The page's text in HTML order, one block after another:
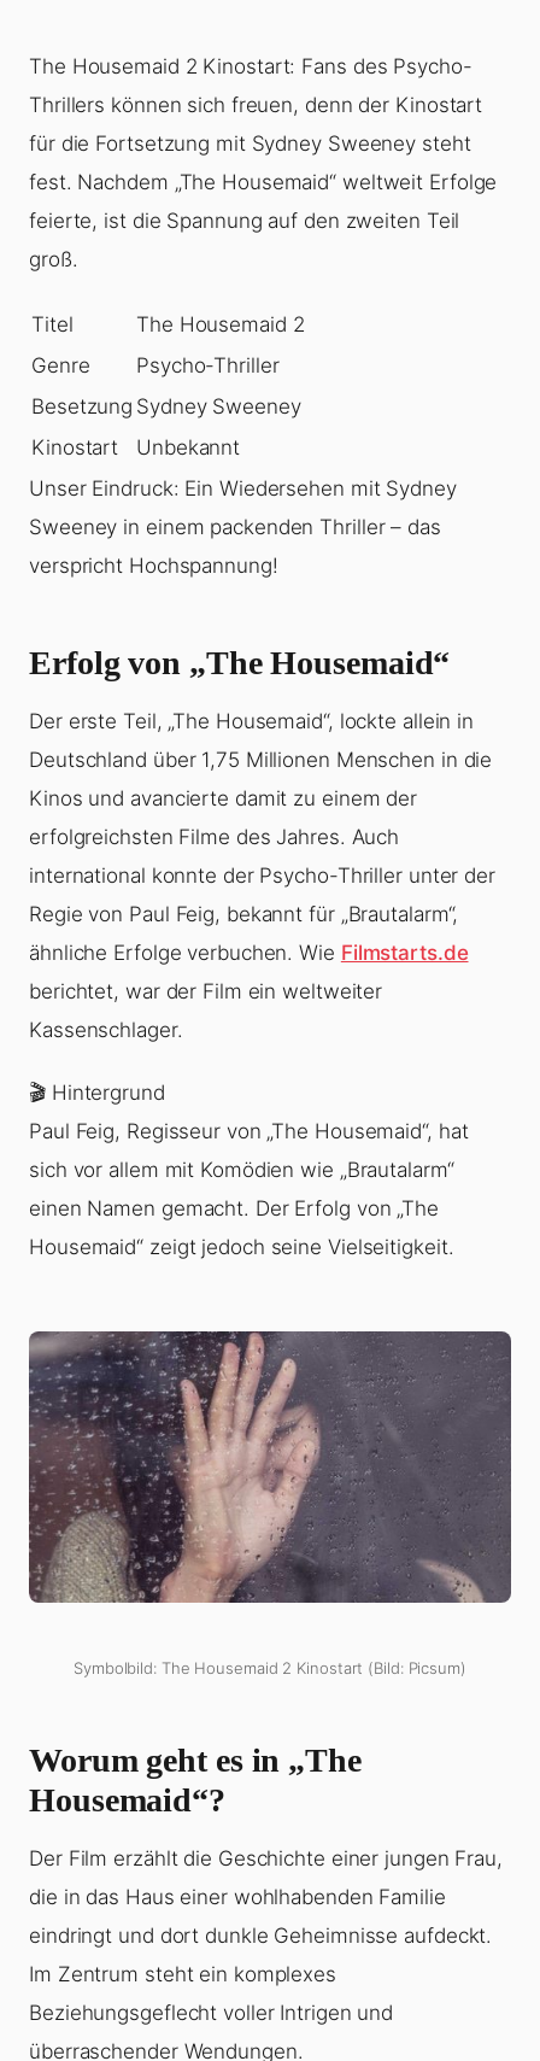
The Housemaid 2 Kinostart: Fans des Psycho-
Thrillers können sich freuen, denn der Kinostart
für die Fortsetzung mit Sydney Sweeney steht
fest. Nachdem „The Housemaid“ weltweit Erfolge
feierte, ist die Spannung auf den zweiten Teil
groß.
Titel
The Housemaid 2
Genre
Psycho-Thriller
Besetzung Sydney Sweeney
Kinostart
Unbekannt
Unser Eindruck: Ein Wiedersehen mit Sydney
Sweeney in einem packenden Thriller – das
verspricht Hochspannung!
Erfolg von „The Housemaid“
Der erste Teil, „The Housemaid“, lockte allein in
Deutschland über 1,75 Millionen Menschen in die
Kinos und avancierte damit zu einem der
erfolgreichsten Filme des Jahres. Auch
international konnte der Psycho-Thriller unter der
Regie von Paul Feig, bekannt für „Brautalarm“,
ähnliche Erfolge verbuchen. Wie Filmstarts.de
berichtet, war der Film ein weltweiter
Kassenschlager.
🎬 Hintergrund
Paul Feig, Regisseur von „The Housemaid“, hat
sich vor allem mit Komödien wie „Brautalarm“
einen Namen gemacht. Der Erfolg von „The
Housemaid“ zeigt jedoch seine Vielseitigkeit.
Symbolbild: The Housemaid 2 Kinostart (Bild: Picsum)
Worum geht es in „The
Housemaid“?
Der Film erzählt die Geschichte einer jungen Frau,
die in das Haus einer wohlhabenden Familie
eindringt und dort dunkle Geheimnisse aufdeckt.
Im Zentrum steht ein komplexes
Beziehungsgeflecht voller Intrigen und
überraschender Wendungen.